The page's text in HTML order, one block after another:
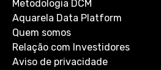
Metodologia DCM
Aquarela Data Platform
Quem somos
Relação com Investidores
Aviso de privacidade